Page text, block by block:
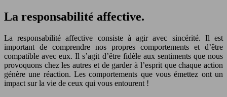
La responsabilité affective.
La responsabilité affective consiste à agir avec sincérité. Il est
important de comprendre nos propres comportements et d’être
compatible avec eux. Il s’agit d’être fidèle aux sentiments que nous
provoquons chez les autres et de garder à l’esprit que chaque action
génère une réaction. Les comportements que vous émettez ont un
impact sur la vie de ceux qui vous entourent !